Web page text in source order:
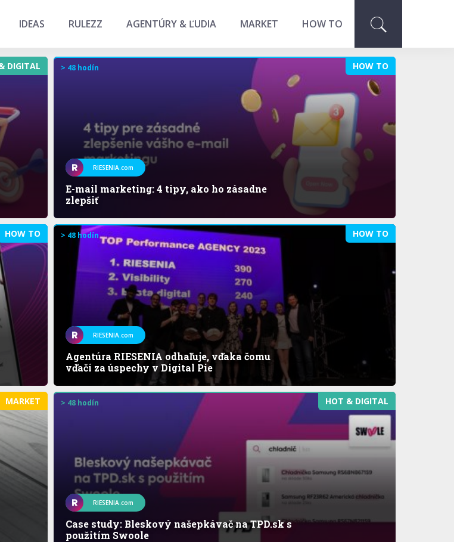
IDEAS RULEZZ AGENTÚRY & ĽUDIA MARKET HOW TO
DIGITAL HOW TO
> 48 hodín
RIESENIA.com
E-mail marketing: 4 tipy, ako ho zásadne
zlepšiť
HOW TO HOW TO
> 48 hodín
RIESENIA.com
Agentúra RIESENIA odhaľuje, vďaka čomu
vďačí za úspechy v Digital Pie
MARKET HOT & DIGITAL
> 48 hodín
RIESENIA.com
Case study: Bleskový našepkávač na TPD.sk s
použitím Swoole